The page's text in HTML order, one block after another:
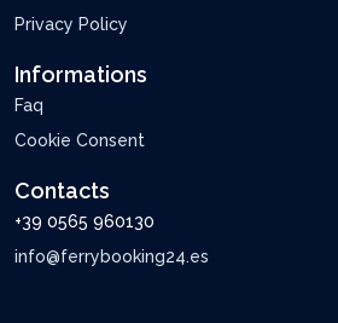
Privacy Policy
Informations
Faq
Cookie Consent
Contacts
+39 0565 960130
info@ferrybooking24.es